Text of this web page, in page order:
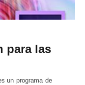
para las
un programa de